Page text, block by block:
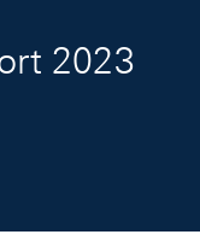
2023